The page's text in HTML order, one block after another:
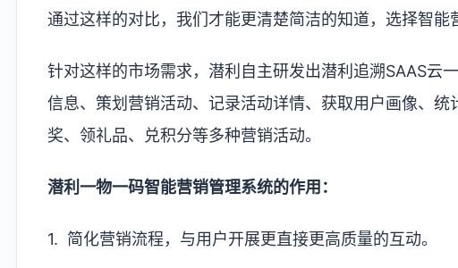
通过这样的对比，我们才能更清楚简洁的知道，选择智能
针对这样的市场需求，潜利自主研发出潜利追溯SAAS云
信息、策划营销活动、记录活动详情、获取用户画像、
奖、领礼品、兑积分等多种营销活动。
潜利一物一码智能营销管理系统的作用：
1. 简化营销流程，与用户开展更直接更高质量的互动。